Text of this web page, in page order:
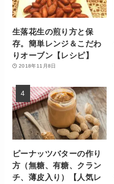
生落花生の煎り方と保
存。簡単レンジ＆こだわ
りオーブン【レシピ】
2018年11月8日
ピーナッツバターの作り
方（無糖、有糖、クラン
チ、薄皮入り）【人気レ